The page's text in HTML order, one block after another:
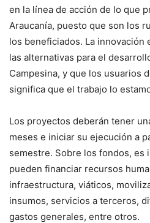
en la línea de acción de lo que
Araucanía, puesto que son los
los beneficiados. La innovación
las alternativas para el
Campesina, y que los usuarios
significa que el trabajo lo
Los proyectos deberán tener
meses e iniciar su ejecución a
semestre. Sobre los fondos, es
pueden financiar recursos
infraestructura, viáticos,
insumos, servicios a terceros,
gastos generales, entre otros.